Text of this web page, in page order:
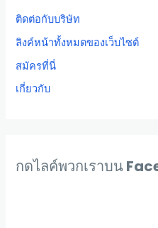
ติดต่อกับบริษัท
ลิงค์หน้าทั้งหมดของเว็บไซต์
สมัครที่นี่
เกี่ยวกับ
กดไลค์พวกเราบน